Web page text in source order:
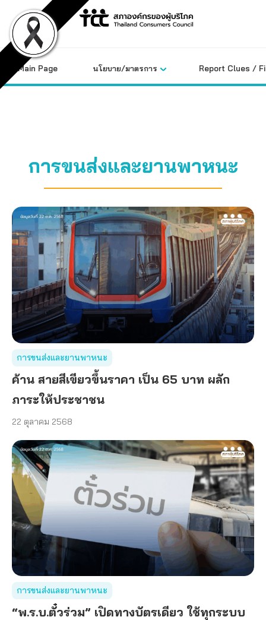
content
Main Page นโยบาย/มาตรการ Report Clues /
การขนส่งและยานพาหนะ
การขนส่งและยานพาหนะ
ค้าน สายสีเขียวขึ้นราคา เป็น 65 บาท ผลัก
ภาระให้ประชาชน
22 ตุลาคม 2568
การขนส่งและยานพาหนะ
“พ.ร.บ.ตั๋วร่วม” เปิดทางบัตรเดียว ใช้ทุกระบบ